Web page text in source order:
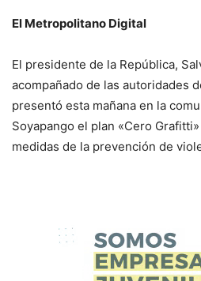
El Metropolitano Digital
El presidente de la República,
acompañado de las autoridades
presentó esta mañana en la
Soyapango el plan «Cero
medidas de la prevención de